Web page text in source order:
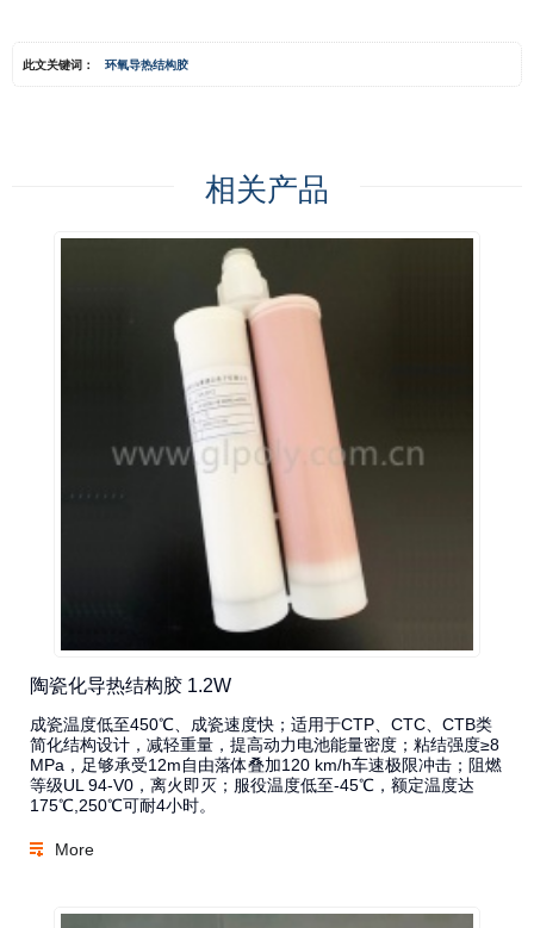
此文关键词： 环氧导热结构胶
相关产品
陶瓷化导热结构胶 1.2W
成瓷温度低至450℃、成瓷速度快；适用于CTP、CTC、CTB类
简化结构设计，减轻重量，提高动力电池能量密度；粘结强度≥8
MPa，足够承受12m自由落体叠加120 km/h车速极限冲击；阻燃
等级UL 94-V0，离火即灭；服役温度低至-45℃，额定温度达
175℃,250℃可耐4小时。
More